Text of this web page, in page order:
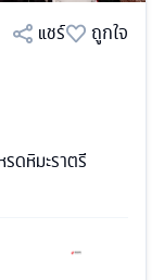
แชร์
ถูกใจ
ดหิมะราตรี